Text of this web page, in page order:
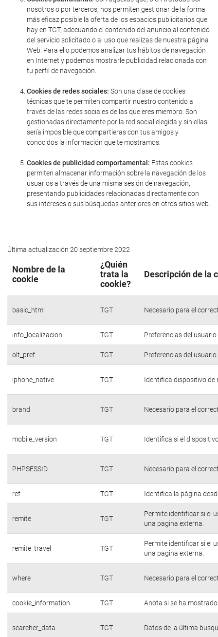
nosotros o por terceros, nos permiten gestionar de la forma
más eficaz posible la oferta de los espacios publicitarios que
hay en TGT, adecuando el contenido del anuncio al contenido
del servicio solicitado o al uso que realizas de nuestra página
Web. Para ello podemos analizar tus hábitos de navegación
en Internet y podemos mostrarle publicidad relacionada con
tu perfil de navegación.
Cookies de redes sociales: Son una clase de cookies
técnicas que te permiten compartir nuestro contenido a
través de las redes sociales de las que eres miembro. Son
gestionadas directamente por la red social elegida y sin ellas
sería imposible que compartieras con tus amigos y
conocidos la información que te mostramos.
Cookies de publicidad comportamental: Estas cookies
permiten almacenar información sobre la navegación de los
usuarios a través de una misma sesión de navegación,
presentando publicidades relacionadas directamente con
sus intereses o sus búsquedas anteriores en otros sitios web.
Última actualización 20 septiembre 2022
Nombre de la
cookie
¿Quién
trata la
cookie?
Descripción de la
basic_html TGT Necesario para el
info_localizacion TGT Preferencias del
olt_pref TGT Preferencias del
iphone_native TGT Identifica dispositivo de
brand TGT Necesario para el
mobile_version TGT Identifica si el
PHPSESSID TGT Necesario para el
ref TGT Identifica la página
remite TGT
Permite identificar si el
una pagina externa.
remite_travel TGT
Permite identificar si el
una pagina externa.
where TGT Necesario para el
cookie_information TGT Anota si se ha
searcher_data TGT Datos de la última